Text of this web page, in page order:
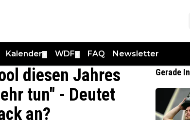
Kalender WDF FAQ Newsletter
diesen Jahres
tun" - Deutet
an?
Gerade In